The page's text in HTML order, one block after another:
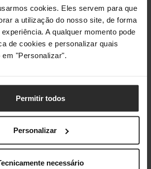
cookies. Eles servem para que
a utilização do nosso site, de forma
A qualquer momento pode
de cookies e personalizar quais
"Personalizar".
Permitir todos
Personalizar
necessário
2,5 A
1,5 A
26 mm